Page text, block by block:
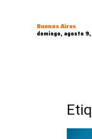
Buenos Aires
domingo, agosto